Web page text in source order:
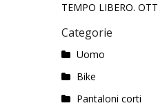
TEMPO LIBERO.
Categorie
Uomo
Bike
Pantaloni corti